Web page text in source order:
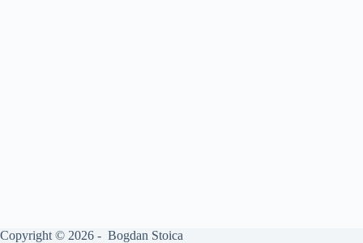
Copyright © 2026 - Bogdan Stoica